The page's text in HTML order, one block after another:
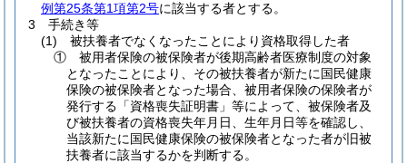
例第25条第1項第2号に該当する者とする。
3 手続き等
(1) 被扶養者でなくなったことにより資格取得した者
① 被用者保険の被保険者が後期高齢者医療制度の対象
となったことにより、その被扶養者が新たに国民健康
保険の被保険者となった場合、被用者保険の保険者が
発行する「資格喪失証明書」等によって、被保険者及
び被扶養者の資格喪失年月日、生年月日等を確認し、
当該新たに国民健康保険の被保険者となった者が旧被
扶養者に該当するかを判断する。